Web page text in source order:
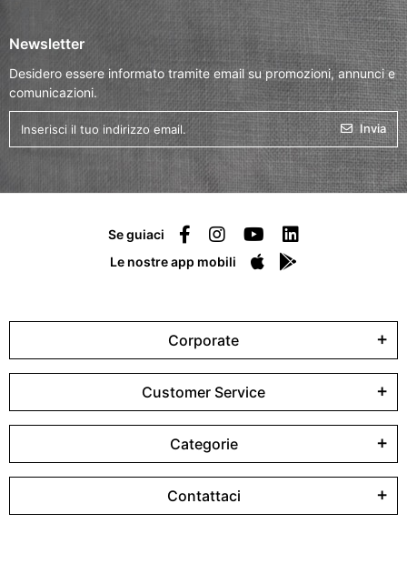
Newsletter
Desidero essere informato tramite email su promozioni, annunci e
comunicazioni.
Invia
Se guiaci
Le nostre app mobili
Corporate
Customer Service
Categorie
Contattaci